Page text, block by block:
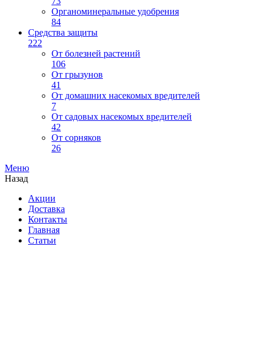
Органоминеральные удобрения
84
Средства защиты
222
От болезней растений
106
От грызунов
41
От домашних насекомых вредителей
7
От садовых насекомых вредителей
42
От сорняков
26
Меню
Назад
Акции
Доставка
Контакты
Главная
Статьи